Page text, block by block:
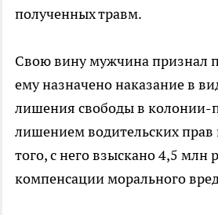
полученных травм.
Свою вину мужчина признал
ему назначено наказание в
лишения свободы в колонии-
лишением водительских прав
того, с него взыскано 4,5 млн
компенсации морального